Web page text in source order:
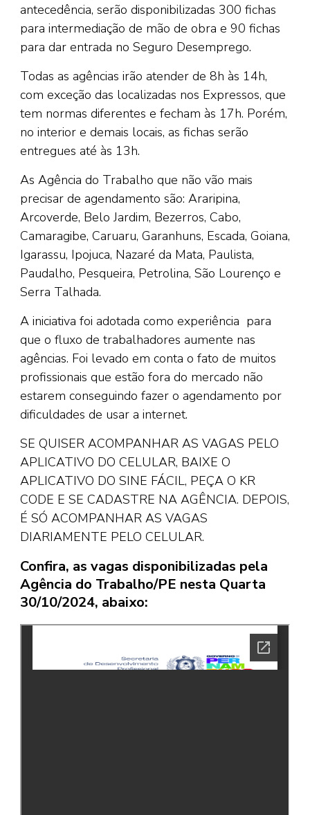
antecedência, serão disponibilizadas 300 fichas
para intermediação de mão de obra e 90 fichas
para dar entrada no Seguro Desemprego.
Todas as agências irão atender de 8h às 14h,
com exceção das localizadas nos Expressos, que
tem normas diferentes e fecham às 17h. Porém,
no interior e demais locais, as fichas serão
entregues até às 13h.
As Agência do Trabalho que não vão mais
precisar de agendamento são: Araripina,
Arcoverde, Belo Jardim, Bezerros, Cabo,
Camaragibe, Caruaru, Garanhuns, Escada, Goiana,
Igarassu, Ipojuca, Nazaré da Mata, Paulista,
Paudalho, Pesqueira, Petrolina, São Lourenço e
Serra Talhada.
A iniciativa foi adotada como experiência para
que o fluxo de trabalhadores aumente nas
agências. Foi levado em conta o fato de muitos
profissionais que estão fora do mercado não
estarem conseguindo fazer o agendamento por
dificuldades de usar a internet.
SE QUISER ACOMPANHAR AS VAGAS PELO
APLICATIVO DO CELULAR, BAIXE O
APLICATIVO DO SINE FÁCIL, PEÇA O KR
CODE E SE CADASTRE NA AGÊNCIA. DEPOIS,
É SÓ ACOMPANHAR AS VAGAS
DIARIAMENTE PELO CELULAR.
Confira, as vagas disponibilizadas pela
Agência do Trabalho/PE nesta Quarta
30/10/2024, abaixo: